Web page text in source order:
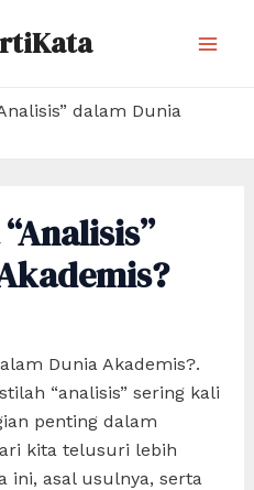
dalam Dunia
Dunia Akademis?.
“analisis” sering kali
penting dalam
kita telusuri lebih
ini, asal usulnya, serta